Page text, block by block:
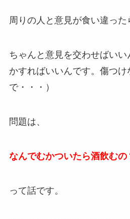
周りの人と意見が食い違った
ちゃんと意見を交わせばい
かすればいいんです。傷つけ
で・・・）
問題は、
なんでむかついたら酒飲むの
って話です。